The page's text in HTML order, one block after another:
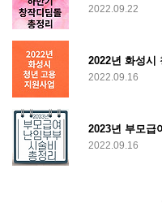
2022.09.22
2022년 화성시
2022.09.16
2023년 부모급
2022.09.16